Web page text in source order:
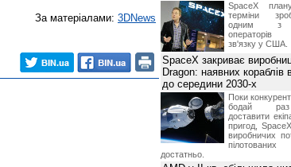
За матеріалами: 3DNews
SpaceX
терміни
одним з
операторів
зв'язку у США.
SpaceX закриває
Dragon: наявних кораблів
до середини 2030-х
Поки
бодай раз
доставити
пригод,
виробничих
достатньо.